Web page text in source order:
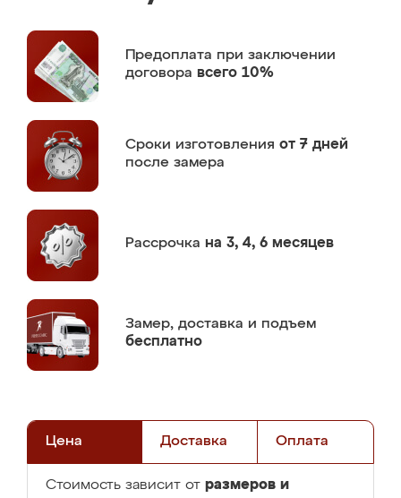
Предоплата при заключении
договора всего 10%
Сроки изготовления от 7 дней
после замера
Рассрочка на 3, 4, 6 месяцев
Замер, доставка и подъем
бесплатно
Цена Доставка Оплата
Стоимость зависит от размеров и